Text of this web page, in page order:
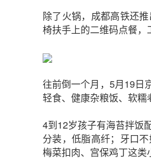
除了火锅，成都高铁还
椅扶手上的二维码点餐，
往前倒一个月， 5月19日
轻食、健康杂粮饭、软糯
4到12岁孩子有海苔拌饭
分装，低脂高纤；牙口
梅菜扣肉、宫保鸡丁这类